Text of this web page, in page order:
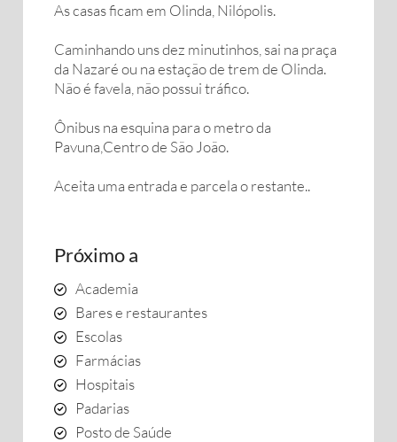
As casas ficam em Olinda, Nilópolis.
Caminhando uns dez minutinhos, sai na praça
da Nazaré ou na estação de trem de Olinda.
Não é favela, não possui tráfico.
Ônibus na esquina para o metro da
Pavuna,Centro de São João.
Aceita uma entrada e parcela o restante..
Próximo a
Academia
Bares e restaurantes
Escolas
Farmácias
Hospitais
Padarias
Posto de Saúde